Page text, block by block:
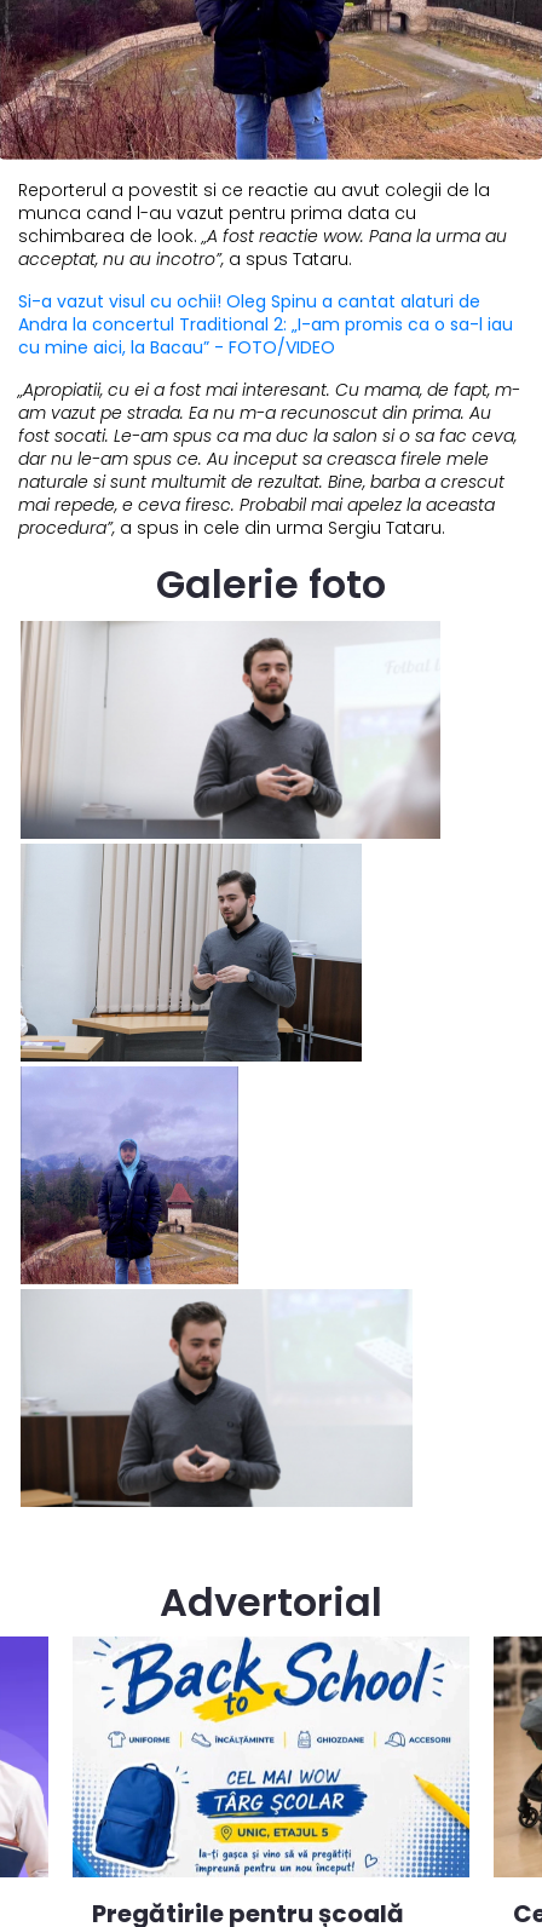
Reporterul a povestit si ce reactie au avut colegii de la
munca cand l-au vazut pentru prima data cu
schimbarea de look.„A fost reactie wow. Pana la urma au
acceptat, nu au incotro”, a spus Tataru.
Si-a vazut visul cu ochii! Oleg Spinu a cantat alaturi de
Andra la concertul Traditional 2: „I-am promis ca o sa-l iau
cu mine aici, la Bacau” - FOTO/VIDEO
„Apropiatii, cu ei a fost mai interesant. Cu mama, de fapt, m-
am vazut pe strada. Ea nu m-a recunoscut din prima. Au
fost socati. Le-am spus ca ma duc la salon si o sa fac ceva,
dar nu le-am spus ce. Au inceput sa creasca firele mele
naturale si sunt multumit de rezultat. Bine, barba a crescut
mai repede, e ceva firesc. Probabil mai apelez la aceasta
procedura”, a spus in cele din urma Sergiu Tataru.
Galerie foto
Advertorial
Pregătirile pentru școală